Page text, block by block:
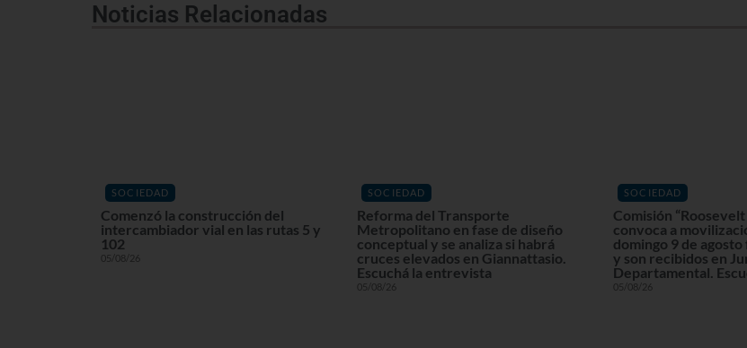
Noticias Relacionadas
SOCIEDAD
Comenzó la construcción del
intercambiador vial en las rutas 5 y
102
05/08/26
SOCIEDAD
Reforma del Transporte
Metropolitano en fase de diseño
conceptual y se analiza si habrá
cruces elevados en Giannattasio.
Escuchá la entrevista
05/08/26
SOCIEDAD
Comisión
convoca a
domingo 9 de
y son recibidos en
Departamental.
05/08/26